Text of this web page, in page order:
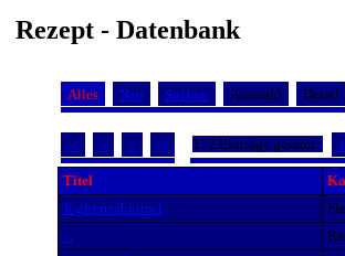
Rezept - Datenbank
Alles Neu Suchen Auswahl Detail
|< < > >| 172 Einträge gesamt: 1
Titel
Joghurtschnitzel
...